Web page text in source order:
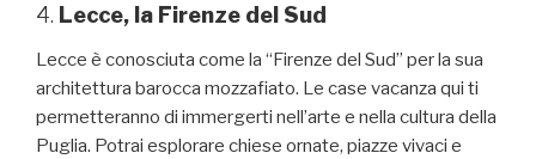
4. Lecce, la Firenze del Sud
Lecce è conosciuta come la “Firenze del Sud” per la sua
architettura barocca mozzafiato. Le case vacanza qui ti
permetteranno di immergerti nell’arte e nella cultura della
Puglia. Potrai esplorare chiese ornate, piazze vivaci e